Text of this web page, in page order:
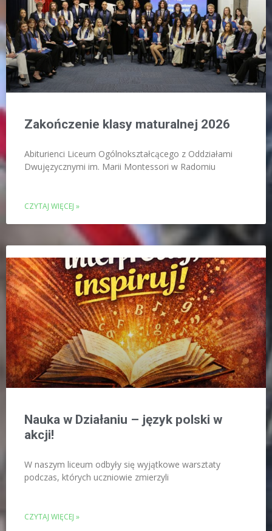
Zakończenie klasy maturalnej 2026
Abiturienci Liceum Ogólnokształcącego z Oddziałami
Dwujęzycznymi im. Marii Montessori w Radomiu
CZYTAJ WIĘCEJ »
Nauka w Działaniu – język polski w
akcji!
W naszym liceum odbyły się wyjątkowe warsztaty
podczas, których uczniowie zmierzyli
CZYTAJ WIĘCEJ »